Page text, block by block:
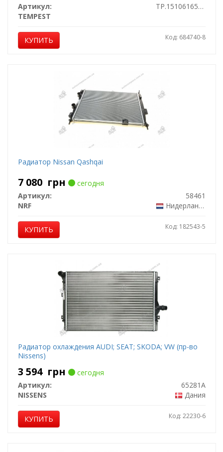
Артикул:
TP.1510616591
TEMPEST
КУПИТЬ Код: 684740-8
Радиатор Nissan Qashqai
7 080 грн
сегодня
Артикул:
58461
NRF
Нидерланды
КУПИТЬ Код: 182543-5
Радиатор охлаждения AUDI; SEAT; SKODA; VW (пр-во
Nissens)
3 594 грн
сегодня
Артикул:
65281A
NISSENS
Дания
КУПИТЬ Код: 22230-6